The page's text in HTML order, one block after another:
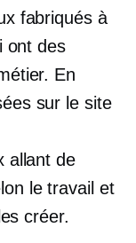
fabriqués à
ont des
En
sur le site
allant de
le travail et
créer.